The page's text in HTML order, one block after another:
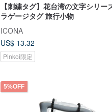
【刺繍タグ】花台湾の文字シリー
ラゲージタグ 旅行小物
ICONA
US$ 13.32
Pinkoi限定
5%OFF